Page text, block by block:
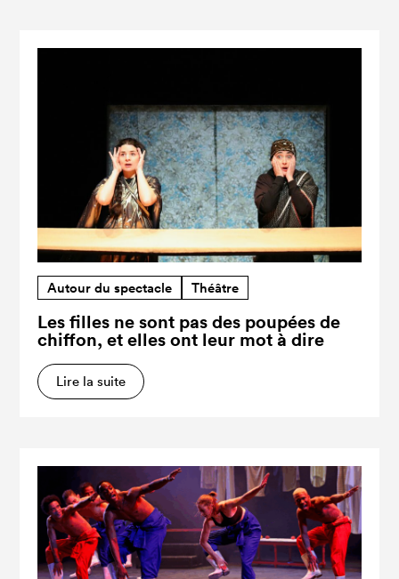
Autour du spectacle Théâtre
Les filles ne sont pas des poupées de
chiffon, et elles ont leur mot à dire
Lire la suite